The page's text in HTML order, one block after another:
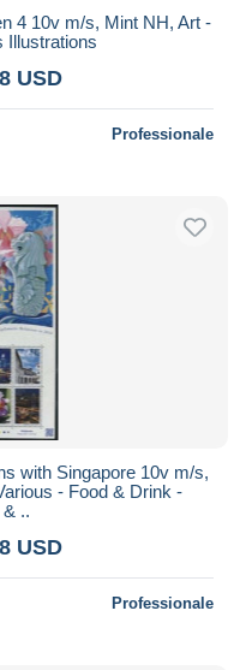
4 10v m/s, Mint NH, Art -
Illustrations
USD
Professionale
with Singapore 10v m/s,
- Food & Drink -
..
USD
Professionale